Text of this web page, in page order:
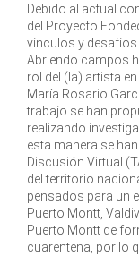
Debido al actual
del Proyecto
vínculos y desafíos
Abriendo campos
rol del (la) artista
María Rosario
trabajo se han
realizando
esta manera se
Discusión Virtual
del territorio
pensados para un
Puerto Montt,
Puerto Montt de
cuarentena, por lo